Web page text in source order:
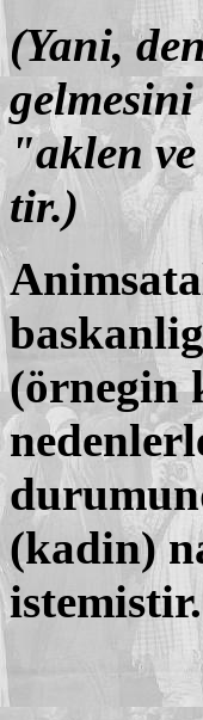
(Yani,
"aklen
tir.)
(örnegin
(kadin)
istemistir.